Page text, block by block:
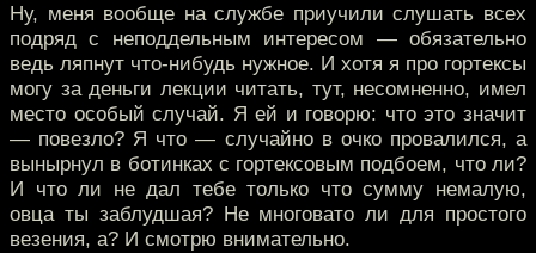
Ну, меня вообще на службе приучили слушать всех
подряд с неподдельным интересом — обязательно
ведь ляпнут что-нибудь нужное. И хотя я про гортексы
могу за деньги лекции читать, тут, несомненно, имел
место особый случай. Я ей и говорю: что это значит
— повезло? Я что — случайно в очко провалился, а
вынырнул в ботинках с гортексовым подбоем, что ли?
И что ли не дал тебе только что сумму немалую,
овца ты заблудшая? Не многовато ли для простого
везения, а? И смотрю внимательно.